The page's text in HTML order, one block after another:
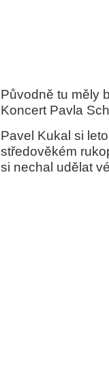
Původně tu měly
Koncert Pavla
Pavel Kukal si
středověkém
si nechal udělat